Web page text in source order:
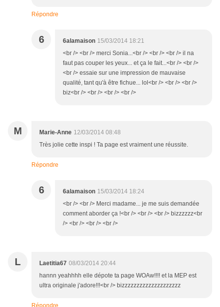
Répondre
6 6alamaison 15/03/2014 18:21
<br /> <br /> merci Sonia...<br /> <br /> <br /> il na
faut pas couper les yeux... et ça le fait...<br /> <br />
<br /> essaie sur une impression de mauvaise
qualité, tant qu'à être fichue... lol<br /> <br /> <br />
biz<br /> <br /> <br /> <br />
M Marie-Anne 12/03/2014 08:48
Très jolie cette inspi ! Ta page est vraiment une réussite.
Répondre
6 6alamaison 15/03/2014 18:24
<br /> <br /> Merci madame... je me suis demandée
comment aborder ça !<br /> <br /> <br /> bizzzzzz<br
/> <br /> <br /> <br />
L Laetitia67 08/03/2014 20:44
hannn yeahhhh elle dépote ta page WOAw!!!! et la MEP est
ultra originale j'adore!!!<br /> bizzzzzzzzzzzzzzzzzzzz
Répondre